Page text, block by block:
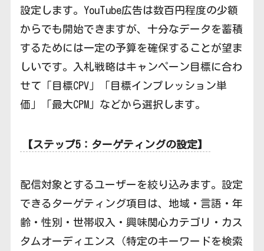
設定します。YouTube広告は数百円程度の少額
からでも開始できますが、十分なデータを蓄積
するためには一定の予算を確保することが望ま
しいです。入札戦略はキャンペーン目標に合わ
せて「目標CPV」「目標インプレッション単
価」「最大CPM」などから選択します。
【ステップ5：ターゲティングの設定】
配信対象とするユーザーを絞り込みます。設定
できるターゲティング項目は、地域・言語・年
齢・性別・世帯収入・興味関心カテゴリ・カス
タムオーディエンス（特定のキーワードを検索